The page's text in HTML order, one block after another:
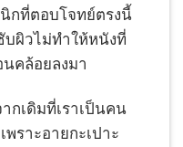
กที่ตอบโจทย์ตรงนี้
บผิวไม่ทำให้หนังที่
คล้อยลงมา
กเดิมที่เราเป็นคน
ราะอายกะเปาะ